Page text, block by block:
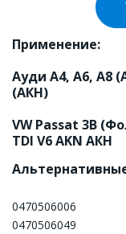
Применение:
Ауди А4, А6, А8
(АКН)
VW Passat 3B
TDI V6 AKN АКН
0470506006
0470506049